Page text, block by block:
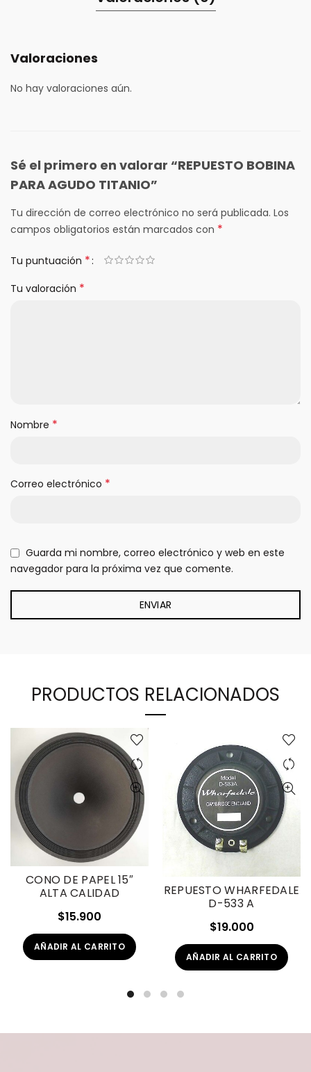
Valoraciones
No hay valoraciones aún.
Sé el primero en valorar “REPUESTO BOBINA
PARA AGUDO TITANIO”
Tu dirección de correo electrónico no será publicada. Los
campos obligatorios están marcados con *
Tu puntuación *
Tu valoración *
Nombre *
Correo electrónico *
Guarda mi nombre, correo electrónico y web en este
navegador para la próxima vez que comente.
PRODUCTOS RELACIONADOS
CONO DE PAPEL 15″
ALTA CALIDAD
$15.900
AÑADIR AL CARRITO
REPUESTO WHARFEDALE
D-533 A
$19.000
AÑADIR AL CARRITO